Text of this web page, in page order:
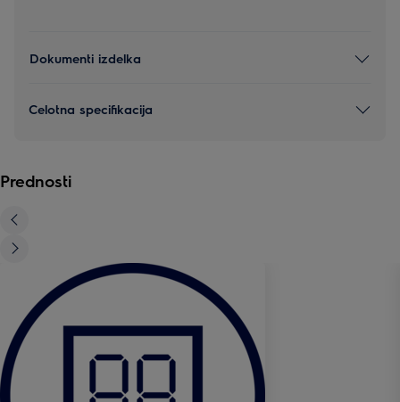
Dokumenti izdelka
Celotna specifikacija
Prednosti